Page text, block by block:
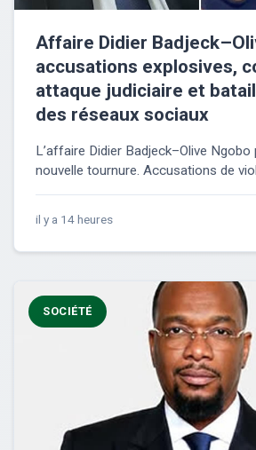
Affaire Didier
accusations explosives,
attaque judiciaire et
des réseaux sociaux
L’affaire Didier Badjeck–Olive Ngobo
nouvelle tournure. Accusations de
il y a 14 heures
SOCIÉTÉ